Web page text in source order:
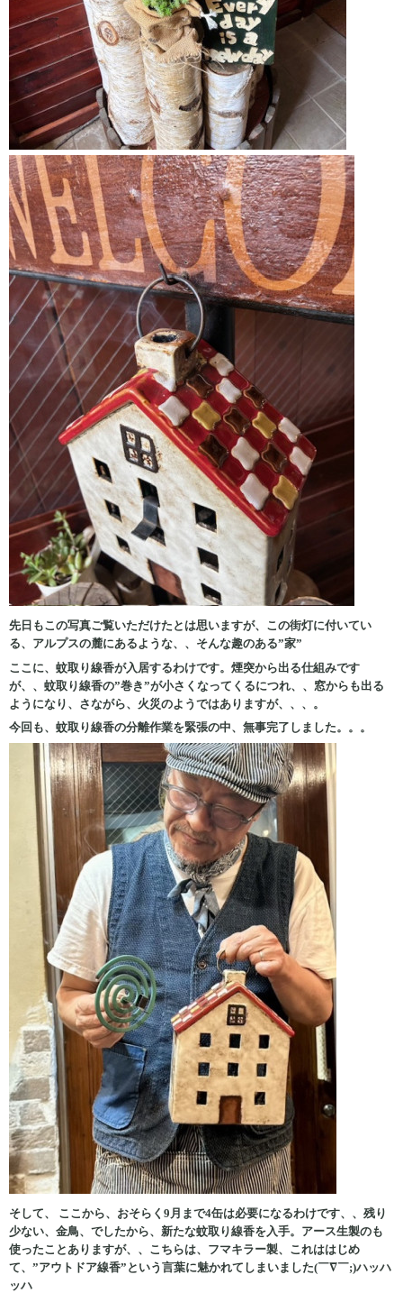
先日もこの写真ご覧いただけたとは思いますが、この街灯に付いてい
る、アルプスの麓にあるような、、そんな趣のある”家”
ここに、蚊取り線香が入居するわけです。煙突から出る仕組みです
が、、蚊取り線香の”巻き”が小さくなってくるにつれ、、窓からも出る
ようになり、さながら、火災のようではありますが、、、。
今回も、蚊取り線香の分離作業を緊張の中、無事完了しました。。。
そして、 ここから、おそらく9月まで4缶は必要になるわけです、、残り
少ない、金鳥、でしたから、新たな蚊取り線香を入手。アース生製のも
使ったことありますが、、こちらは、フマキラー製、これははじめ
て、”アウトドア線香”という言葉に魅かれてしまいました(￣∇￣;)ハッハ
ッハ